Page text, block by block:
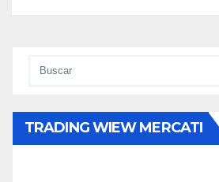
TRADING WIEW MERCATI